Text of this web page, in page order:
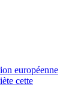
européenne
cette